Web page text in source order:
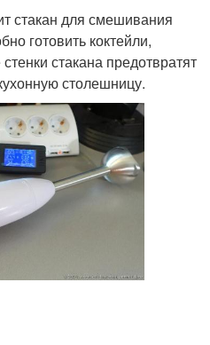
стакан для смешивания
готовить коктейли,
стакана предотвратят
столешницу.